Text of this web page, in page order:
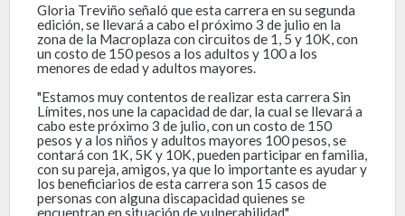
Gloria Treviño señaló que esta carrera en su segunda
edición, se llevará a cabo el próximo 3 de julio en la
zona de la Macroplaza con circuitos de 1, 5 y 10K, con
un costo de 150 pesos a los adultos y 100 a los
menores de edad y adultos mayores.
"Estamos muy contentos de realizar esta carrera Sin
Límites, nos une la capacidad de dar, la cual se llevará a
cabo este próximo 3 de julio, con un costo de 150
pesos y a los niños y adultos mayores 100 pesos, se
contará con 1K, 5K y 10K, pueden participar en familia,
con su pareja, amigos, ya que lo importante es ayudar y
los beneficiarios de esta carrera son 15 casos de
personas con alguna discapacidad quienes se
encuentran en situación de vulnerabilidad".